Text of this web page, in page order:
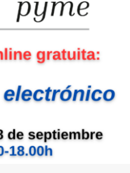
en
la
de
Tributos!